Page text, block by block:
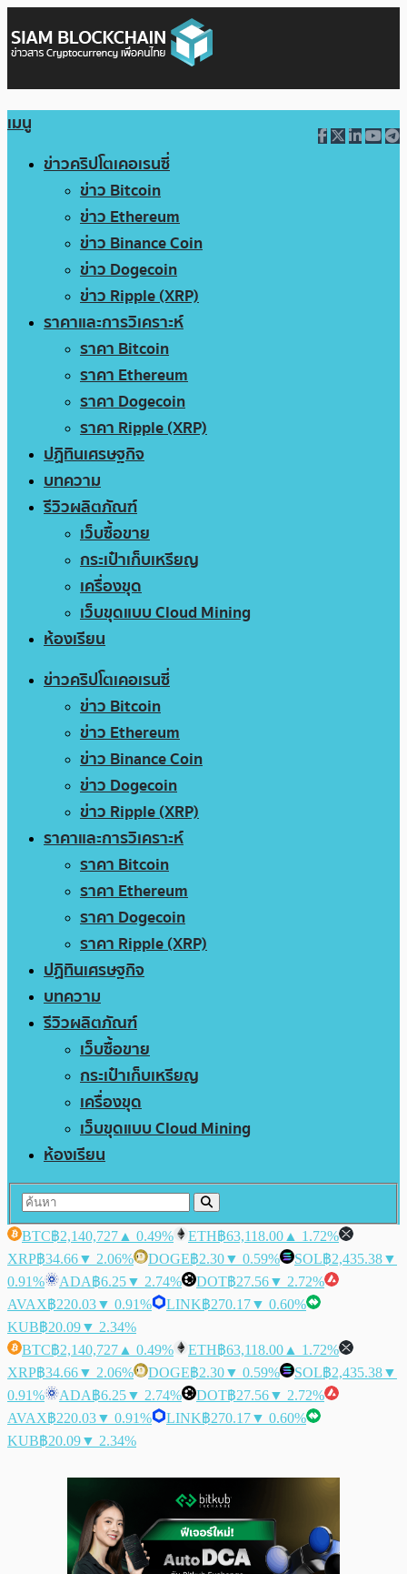
เมนู
ข่าวคริปโตเคอเรนซี่
ข่าว Bitcoin
ข่าว Ethereum
ข่าว Binance Coin
ข่าว Dogecoin
ข่าว Ripple (XRP)
ราคาและการวิเคราะห์
ราคา Bitcoin
ราคา Ethereum
ราคา Dogecoin
ราคา Ripple (XRP)
ปฏิทินเศรษฐกิจ
บทความ
รีวิวผลิตภัณฑ์
เว็บซื้อขาย
กระเป๋าเก็บเหรียญ
เครื่องขุด
เว็บขุดแบบ Cloud Mining
ห้องเรียน
ข่าวคริปโตเคอเรนซี่
ข่าว Bitcoin
ข่าว Ethereum
ข่าว Binance Coin
ข่าว Dogecoin
ข่าว Ripple (XRP)
ราคาและการวิเคราะห์
ราคา Bitcoin
ราคา Ethereum
ราคา Dogecoin
ราคา Ripple (XRP)
ปฏิทินเศรษฐกิจ
บทความ
รีวิวผลิตภัณฑ์
เว็บซื้อขาย
กระเป๋าเก็บเหรียญ
เครื่องขุด
เว็บขุดแบบ Cloud Mining
ห้องเรียน
BTC฿2,140,727 ▲ 0.49% ETH฿63,118.00 ▲ 1.72%
XRP฿34.66▼ 2.06% DOGE฿2.30▼ 0.59% SOL฿2,435.38▼
0.91%
ADA฿6.25▼ 2.74% DOT฿27.56▼ 2.72%
AVAX฿220.03▼ 0.91% LINK฿270.17▼ 0.60%
KUB฿20.09▼ 2.34%
BTC฿2,140,727 ▲ 0.49% ETH฿63,118.00 ▲ 1.72%
XRP฿34.66▼ 2.06% DOGE฿2.30▼ 0.59% SOL฿2,435.38▼
0.91%
ADA฿6.25▼ 2.74% DOT฿27.56▼ 2.72%
AVAX฿220.03▼ 0.91% LINK฿270.17▼ 0.60%
KUB฿20.09▼ 2.34%